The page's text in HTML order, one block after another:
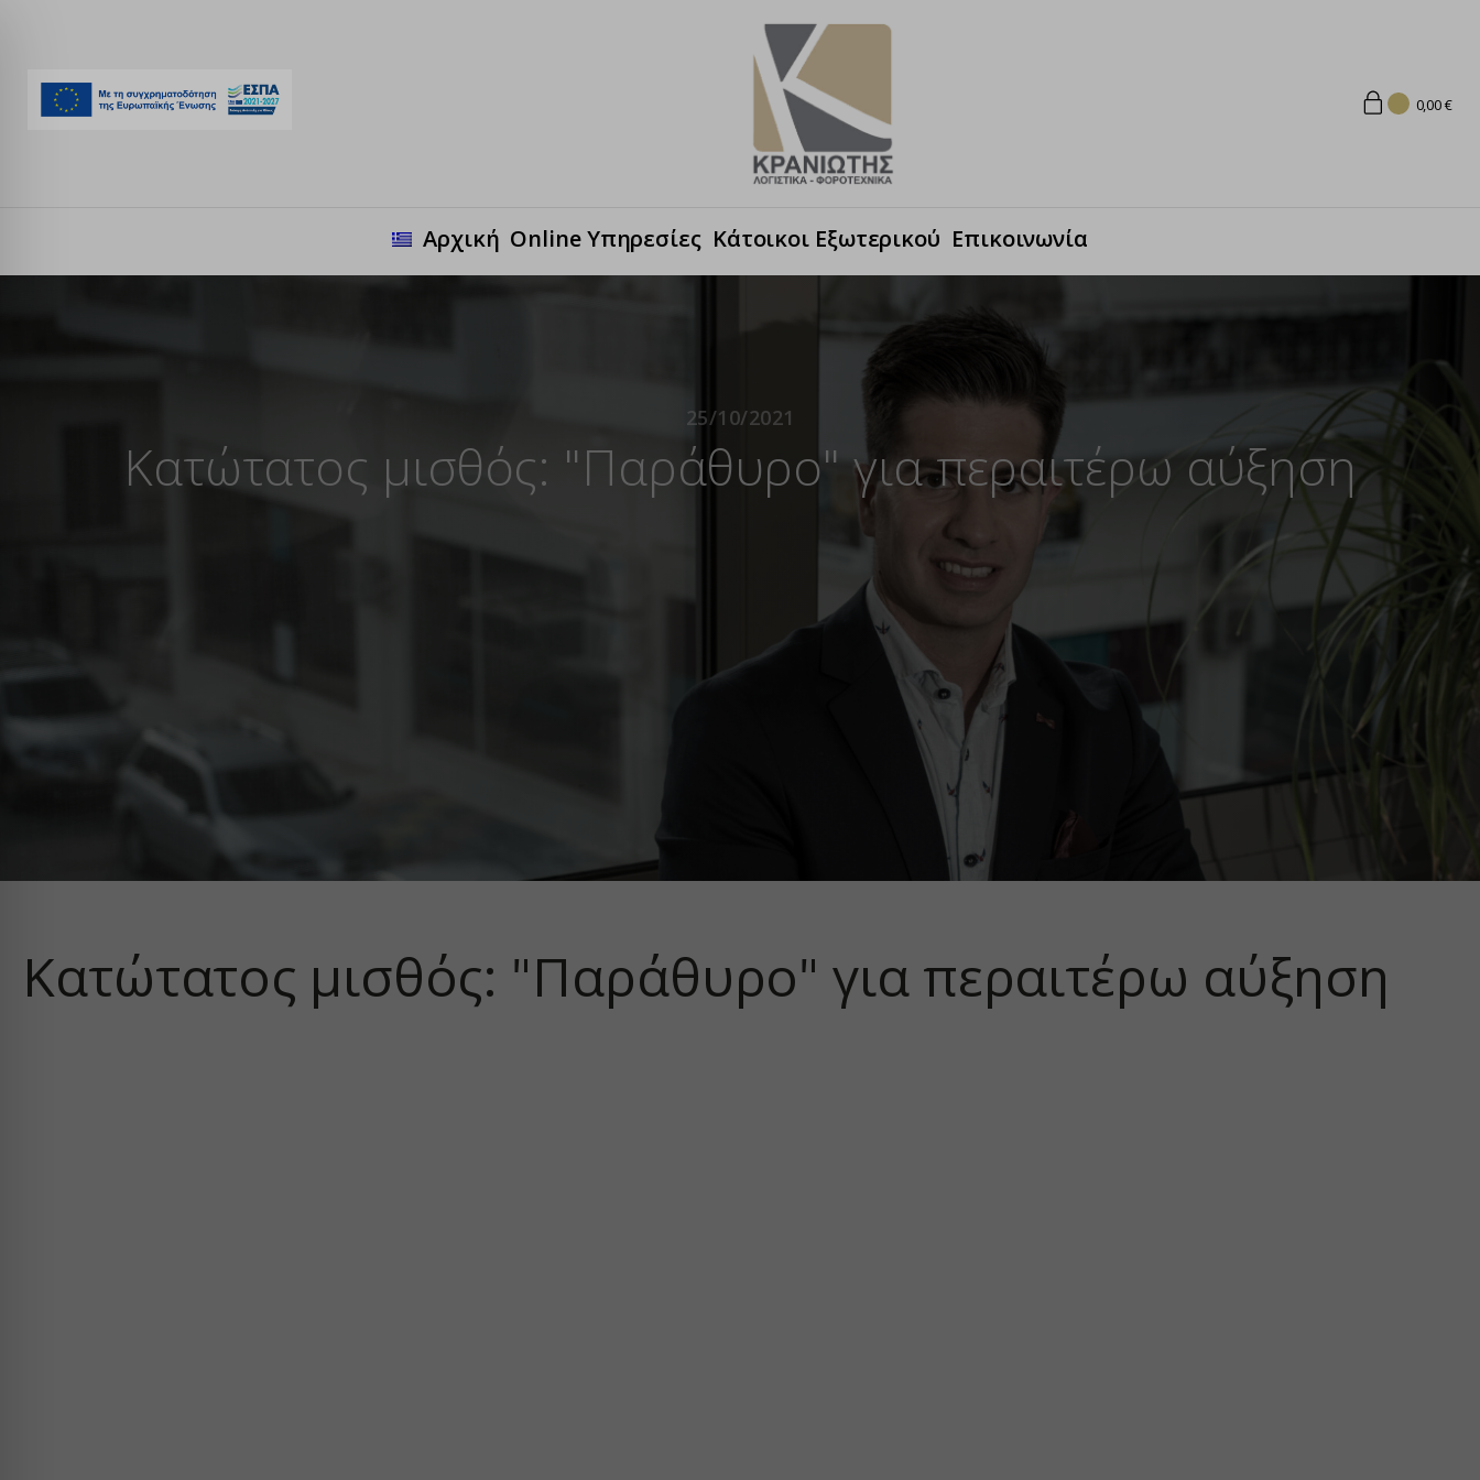
0,00€
Αρχική Online Υπηρεσίες Κάτοικοι Εξωτερικού Επικοινωνία
25/10/2021
Κατώτατος μισθός: "Παράθυρο" για περαιτέρω αύξηση
Κατώτατος μισθός: "Παράθυρο" για περαιτέρω αύξηση